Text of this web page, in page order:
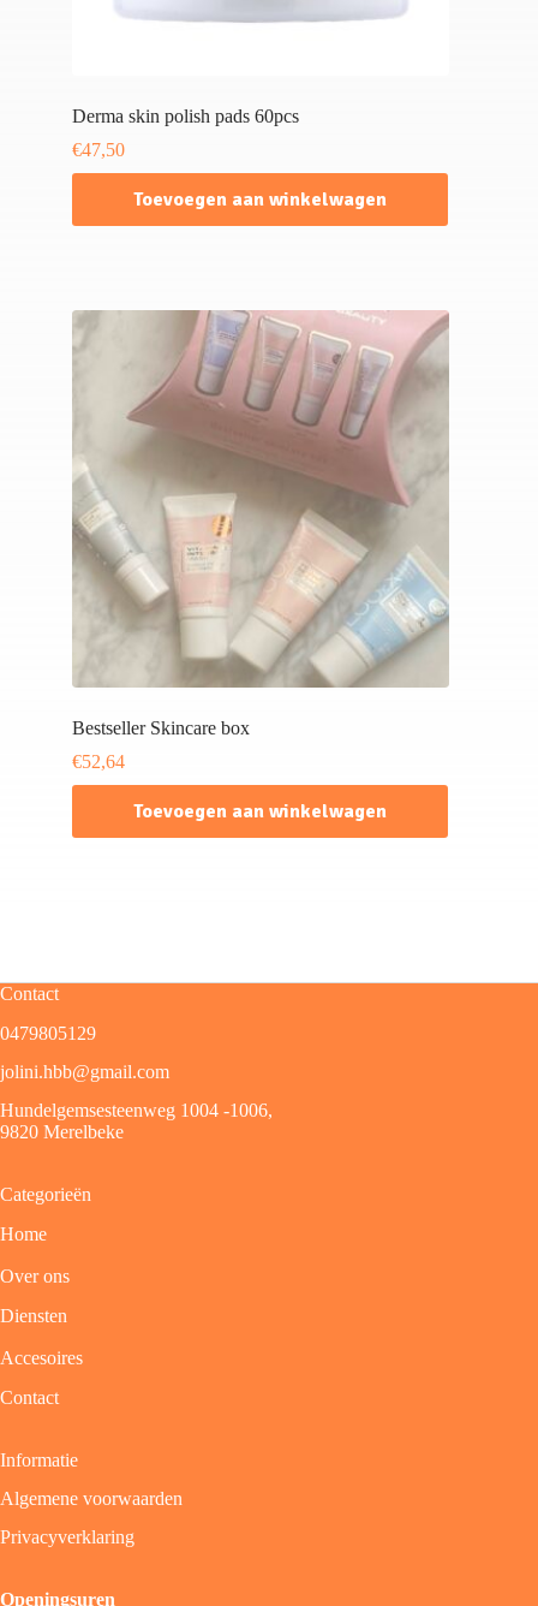
Derma skin polish pads 60pcs
€47,50
Toevoegen aan winkelwagen
Bestseller Skincare box
€52,64
Toevoegen aan winkelwagen
Contact
0479805129
jolini.hbb@gmail.com
Hundelgemsesteenweg 1004 -1006,
9820 Merelbeke
Categorieën
Home
Over ons
Diensten
Accesoires
Contact
Informatie
Algemene voorwaarden
Privacyverklaring
Openingsuren